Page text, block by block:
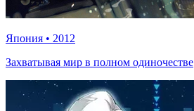
Япония • 2012
Захватывая мир в полном одиночестве